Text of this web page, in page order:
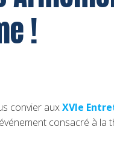
!
convier auxXVIe
consacré à la